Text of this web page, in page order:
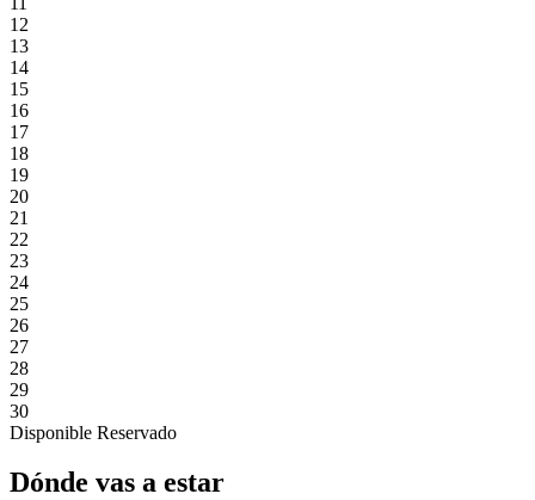
12
13
14
15
16
17
18
19
20
21
22
23
24
25
26
27
28
29
30
Disponible Reservado
Dónde vas a estar